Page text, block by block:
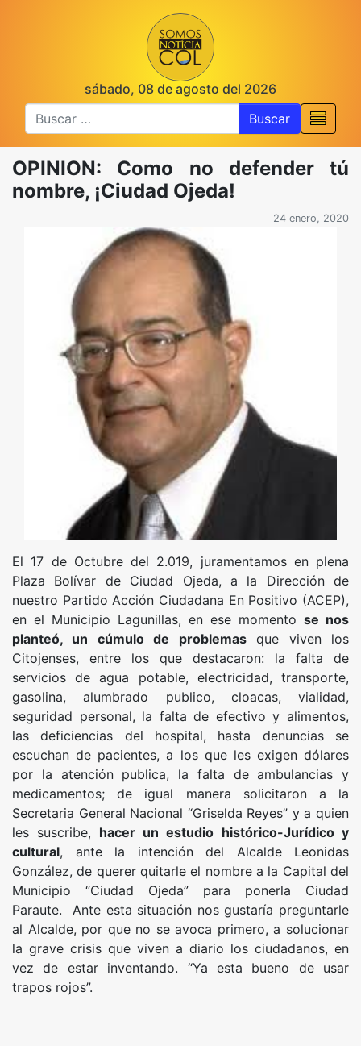
sábado, 08 de agosto del 2026
Buscar
OPINION: Como no defender tú
nombre, ¡Ciudad Ojeda!
24 enero, 2020
El 17 de Octubre del 2.019, juramentamos en plena
Plaza Bolívar de Ciudad Ojeda, a la Dirección de
nuestro Partido Acción Ciudadana En Positivo (ACEP),
en el Municipio Lagunillas, en ese momento se nos
planteó, un cúmulo de problemasque viven los
Citojenses, entre los que destacaron: la falta de
servicios de agua potable, electricidad, transporte,
gasolina, alumbrado publico, cloacas, vialidad,
seguridad personal, la falta de efectivo y alimentos,
las deficiencias del hospital, hasta denuncias se
escuchan de pacientes, a los que les exigen dólares
por la atención publica, la falta de ambulancias y
medicamentos; de igual manera solicitaron a la
Secretaria General Nacional “Griselda Reyes” y a quien
les suscribe, hacer un estudio histórico-Jurídico y
cultural, ante la intención del Alcalde Leonidas
González, de querer quitarle el nombre a la Capital del
Municipio “Ciudad Ojeda” para ponerla Ciudad
Paraute. Ante esta situación nos gustaría preguntarle
al Alcalde, por que no se avoca primero, a solucionar
la grave crisis que viven a diario los ciudadanos, en
vez de estar inventando. “Ya esta bueno de usar
trapos rojos”.